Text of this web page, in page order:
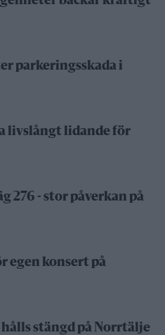
parkeringsskada i
livslångt lidande för
276 - stor påverkan på
egen konsert på
stängd på Norrtälje